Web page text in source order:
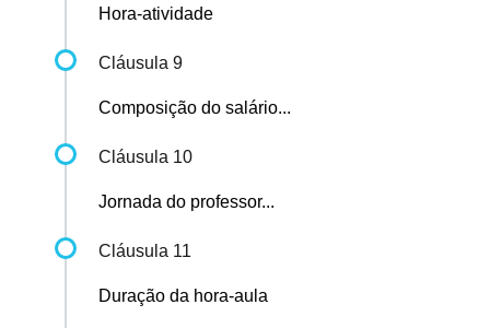
Hora-atividade
Cláusula 9
Composição do salário...
Cláusula 10
Jornada do professor...
Cláusula 11
Duração da hora-aula